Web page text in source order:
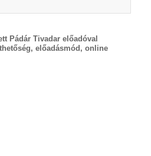
Pádár Tivadar előadóval
előadásmód, online